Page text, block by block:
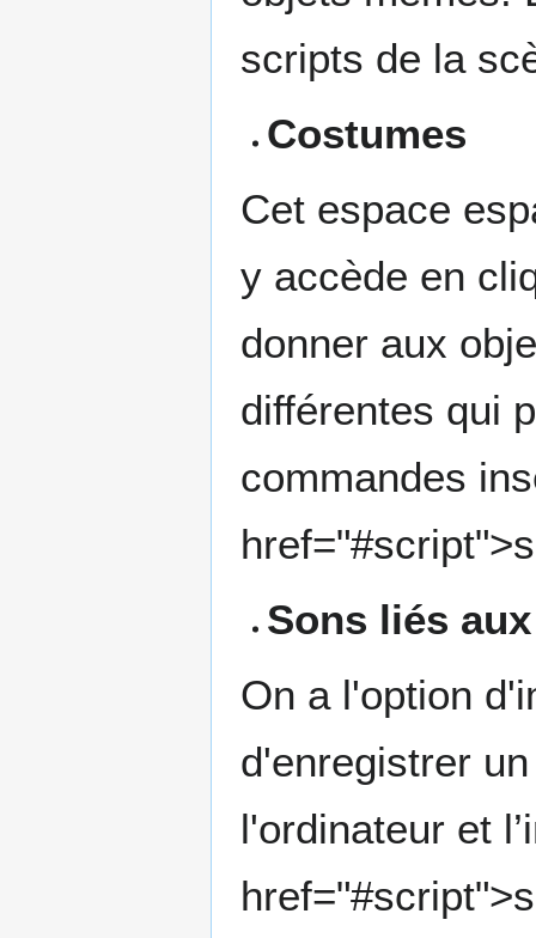
scripts de la
Costumes
Cet espace
y accède en
donner aux
différentes qui
commandes
Sons liés
On a l'option
d'enregistrer
l'ordinateur et